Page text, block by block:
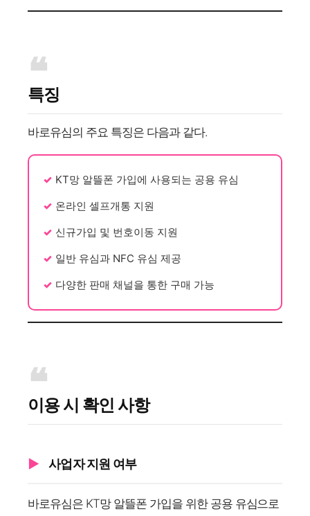
특징
바로유심의 주요 특징은 다음과 같다.
KT망 알뜰폰 가입에 사용되는 공용 유심
온라인 셀프개통 지원
신규가입 및 번호이동 지원
일반 유심과 NFC 유심 제공
다양한 판매 채널을 통한 구매 가능
이용 시 확인 사항
사업자 지원 여부
바로유심은 KT망 알뜰폰 가입을 위한 공용 유심으로